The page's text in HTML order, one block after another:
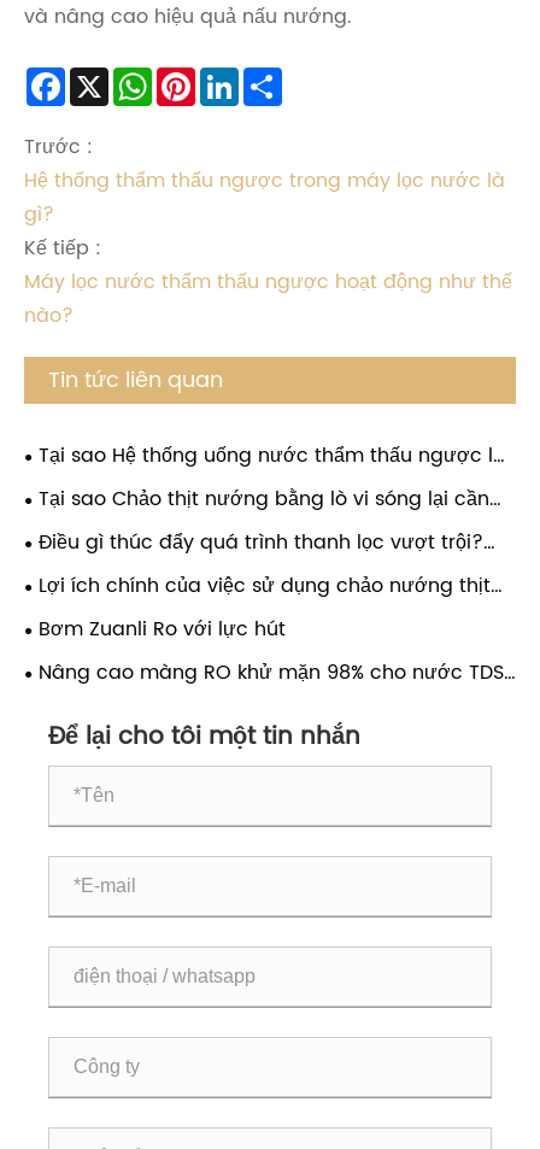
và nâng cao hiệu quả nấu nướng.
Facebook
X WhatsApp
PinterestLinkedIn
Trước :
Hệ thống thẩm thấu ngược trong máy lọc nước là
gì?
Kế tiếp :
Máy lọc nước thẩm thấu ngược hoạt động như thế
nào?
Tin tức liên quan
Tại sao Hệ thống uống nước thẩm thấu ngược là
sự lựa chọn thông minh cho nước sạch, có hương
Tại sao Chảo thịt nướng bằng lò vi sóng lại cần
thiết để nấu ăn tại nhà nhanh chóng và tốt cho
sức khỏe?
Điều gì thúc đẩy quá trình thanh lọc vượt trội?
Khám phá máy bơm hiệu suất cao của chúng
Lợi ích chính của việc sử dụng chảo nướng thịt
bằng lò vi sóng là gì
Bơm Zuanli Ro với lực hút
Nâng cao màng RO khử mặn 98% cho nước TDS
Để lại cho tôi một tin nhắn